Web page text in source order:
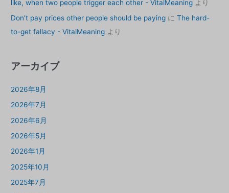
like, when two people trigger each other - VitalMeaning より
Don’t pay prices other people should be paying にThe hard-
to-get fallacy - VitalMeaning より
アーカイブ
2026年8月
2026年7月
2026年6月
2026年5月
2026年1月
2025年10月
2025年7月